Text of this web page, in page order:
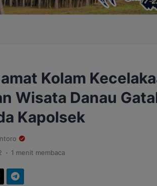
Kolam
Wisata Danau
Kapolsek
. 1 menit membaca